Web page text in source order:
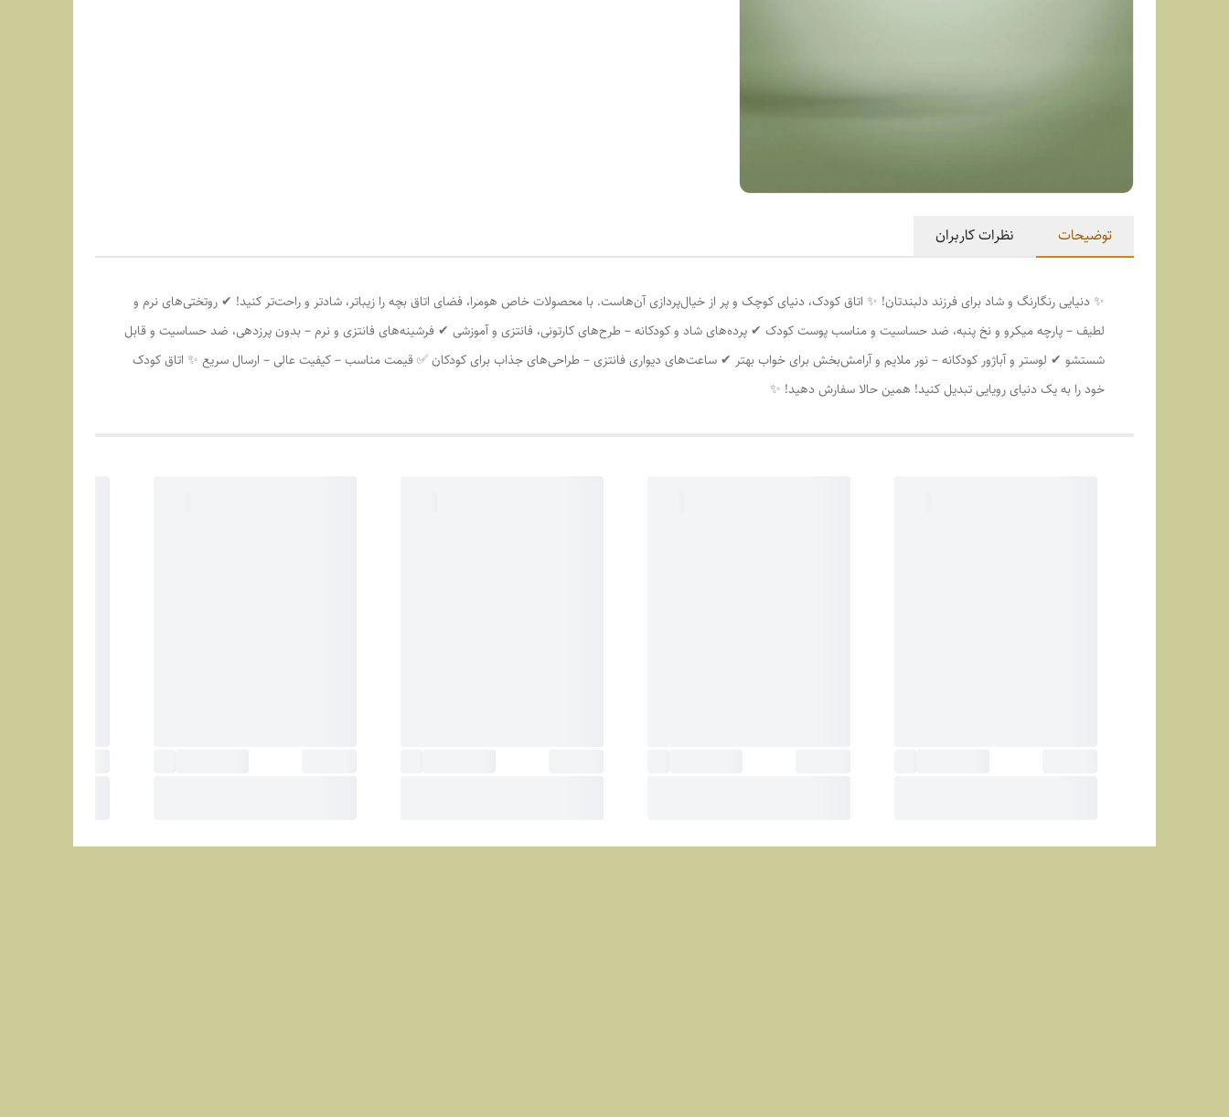
توضیحات نظرات کاربران
✨ دنیایی رنگارنگ و شاد برای فرزند دلبندتان! ✨ اتاق کودک، دنیای کوچک و پر از خیال‌پردازی آن‌هاست. با محصولات خاص هومرا، فضای اتاق بچه را زیباتر، شادتر و راحت‌تر کنید! ✔ روتختی‌های نرم و
لطیف – پارچه میکرو و نخ پنبه، ضد حساسیت و مناسب پوست کودک ✔ پرده‌های شاد و کودکانه – طرح‌های کارتونی، فانتزی و آموزشی ✔ فرشینه‌های فانتزی و نرم – بدون پرزدهی، ضد حساسیت و قابل
شستشو ✔ لوستر و آباژور کودکانه – نور ملایم و آرامش‌بخش برای خواب بهتر ✔ ساعت‌های دیواری فانتزی – طراحی‌های جذاب برای کودکان ✅ قیمت مناسب – کیفیت عالی – ارسال سریع ✨ اتاق کودک
خود را به یک دنیای رویایی تبدیل کنید! همین حالا سفارش دهید! ✨